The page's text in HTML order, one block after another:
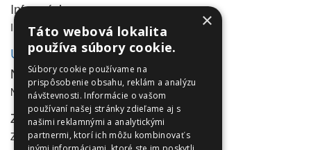
Informácie
Informácie
Utleurope.com
NewsLetter
NewsLetter
Zákaznícky servis
Zákaznícky servis
×
Táto webová lokalita
používa súbory cookie.
Súbory cookie používame na
prispôsobenie obsahu, reklám a analýzu
návštevnosti. Informácie o vašom
používaní našej stránky zdieľame aj s
našimi reklamnými a analytickými
partnermi, ktorí ich môžu kombinovať s